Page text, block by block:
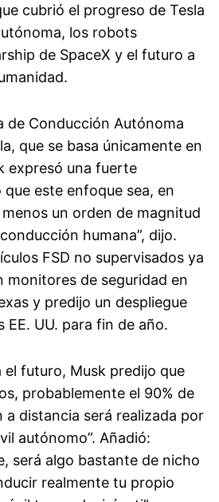
cubrió el progreso de Tesla
los robots
de SpaceX y el futuro a
de Conducción Autónoma
que se basa únicamente en
expresó una fuerte
que este enfoque sea, en
un orden de magnitud
humana”, dijo.
FSD no supervisados ya
monitores de seguridad en
y predijo un despliegue
EE. UU. para fin de año.
el futuro, Musk predijo que
probablemente el 90% de
distancia será realizada por
autónomo”. Añadió:
será algo bastante de nicho
realmente tu propio